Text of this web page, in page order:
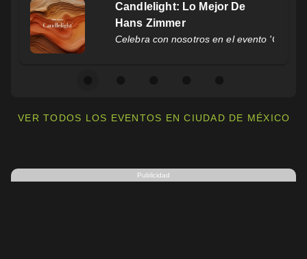
Lo Mejor De Hans Zimmer' el 08 de agosto de 2026. Se
Candlelight: El Señor De Los
Anillos
No te pierdas el evento 'Candlelight: El
VER TODOS LOS EVENTOS EN CIUDAD DE MÉXICO
Publicidad